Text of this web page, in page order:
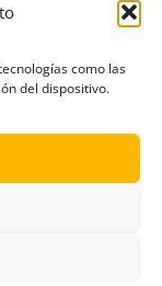
como las
del dispositivo.